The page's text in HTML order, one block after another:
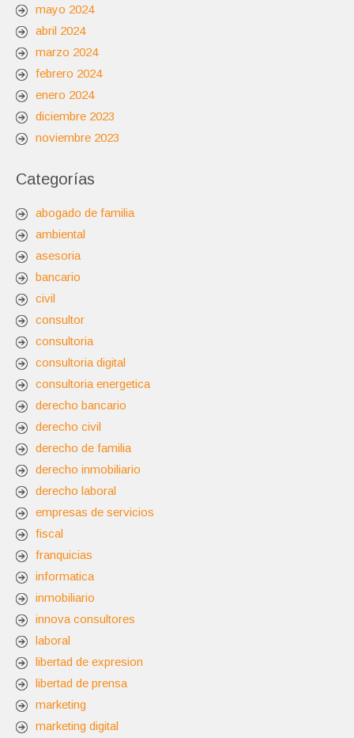
mayo 2024
abril 2024
marzo 2024
febrero 2024
enero 2024
diciembre 2023
noviembre 2023
Categorías
abogado de familia
ambiental
asesoria
bancario
civil
consultor
consultoria
consultoria digital
consultoria energetica
derecho bancario
derecho civil
derecho de familia
derecho inmobiliario
derecho laboral
empresas de servicios
fiscal
franquicias
informatica
inmobiliario
innova consultores
laboral
libertad de expresion
libertad de prensa
marketing
marketing digital